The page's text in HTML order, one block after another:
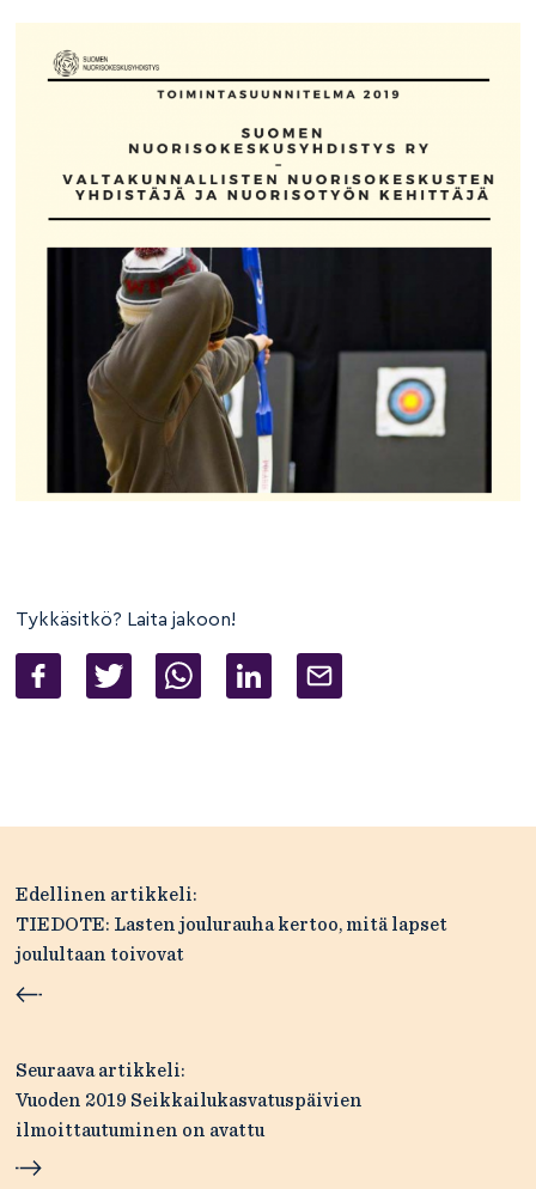
Tykkäsitkö? Laita jakoon!
Artikkelien
selaus
Edellinen artikkeli:
TIEDOTE: Lasten joulurauha kertoo, mitä lapset
joulultaan toivovat
Seuraava artikkeli:
Vuoden 2019 Seikkailukasvatuspäivien
ilmoittautuminen on avattu